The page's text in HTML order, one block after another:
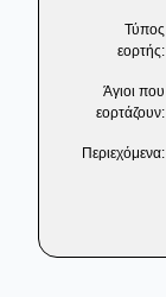
Τύπος
εορτής:
Άγιοι που
εορτάζουν:
Περιεχόμενα: